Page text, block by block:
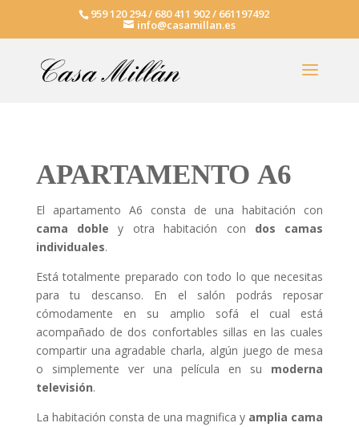
959 120 294 / 680 411 902 / 661197492
info@casamillan.es
APARTAMENTO A6
El apartamento A6 consta de una habitación con
cama doble y otra habitación con dos camas
individuales.
Está totalmente preparado con todo lo que necesitas
para tu descanso. En el salón podrás reposar
cómodamente en su amplio sofá el cual está
acompañado de dos confortables sillas en las cuales
compartir una agradable charla, algún juego de mesa
o simplemente ver una película en su moderna
televisión.
La habitación consta de una magnifica y amplia cama